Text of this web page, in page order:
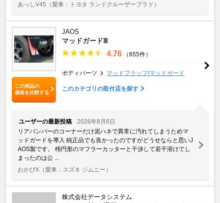
あっしV45 （愛車：トヨタ ランドクルーザープラド）
この商品の
価格を比較する
JAOS
マッドガードⅢ
4.76 （655件）
ボディパーツ マッドフラップ/マッドガード
このカテゴリの取付店を探す
ユーザーの最新投稿
2026年8月6日
リアバンパーのコーナーだけ泥ハネで異常に汚れてしまうためマ
ッドガードを導入 純正品でも良かったのですがどうせならと思いJ
AOS製です。 楕円形のマフラーカッターと干渉して若干溶けてし
まったのは公 ...
おかぴX （愛車：スズキ ジムニー）
株式会社データシステム